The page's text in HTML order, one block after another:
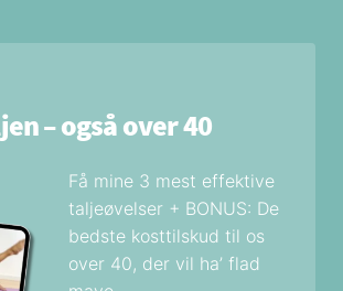
– også over 40
Få mine 3 mest effektive
taljeøvelser + BONUS: De
bedste kosttilskud til os
over 40, der vil ha’ flad